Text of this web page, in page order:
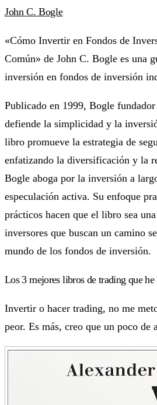
John C. Bogle
«Cómo Invertir en Fondos de
Común» de John C. Bogle es una
inversión en fondos de inversión
Publicado en 1999, Bogle
defiende la simplicidad y la
libro promueve la estrategia de
enfatizando la diversificación y la
Bogle aboga por la inversión a
especulación activa. Su enfoque
prácticos hacen que el libro sea
inversores que buscan un camino
mundo de los fondos de inversión.
Los 3 mejores libros de trading que
Invertir o hacer trading, no me
peor. Es más, creo que un poco de